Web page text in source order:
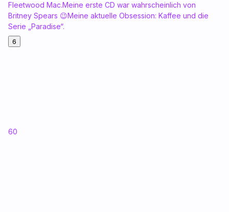
Fleetwood Mac.Meine erste CD war wahrscheinlich von
Britney Spears 😉Meine aktuelle Obsession: Kaffee und die
Serie „Paradise“.
6
60